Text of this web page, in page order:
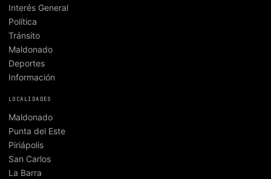
Interés General
Política
Tránsito
Maldonado
Deportes
Información
LOCALIDADES
Maldonado
Punta del Este
Piriápolis
San Carlos
La Barra